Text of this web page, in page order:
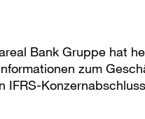
Bank Gruppe hat
zum